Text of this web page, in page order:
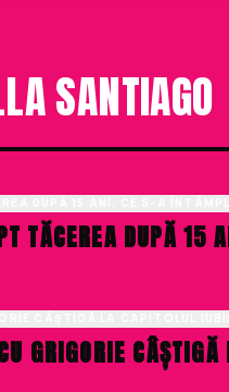
SANTIAGO
TĂCEREA DUPĂ
GRIGORIE